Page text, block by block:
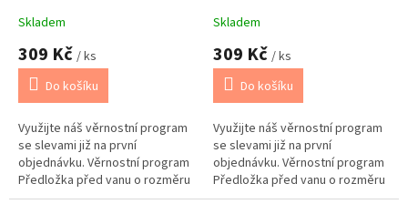
Skladem
309 Kč / ks
Do košíku
Využijte náš věrnostní program
se slevami již na první
objednávku. Věrnostní program
Předložka před vanu o rozměru
60x100cm. Možno barevně
Skladem
309 Kč / ks
Do košíku
Využijte náš věrnostní program
se slevami již na první
objednávku. Věrnostní program
Předložka před vanu o rozměru
60x100cm. Možno barevně